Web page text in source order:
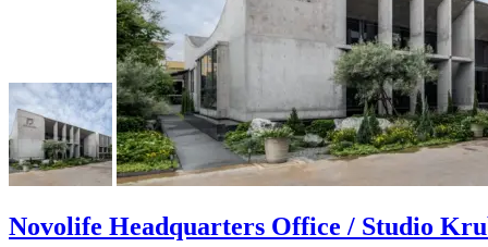
Novolife Headquarters Office / Studio